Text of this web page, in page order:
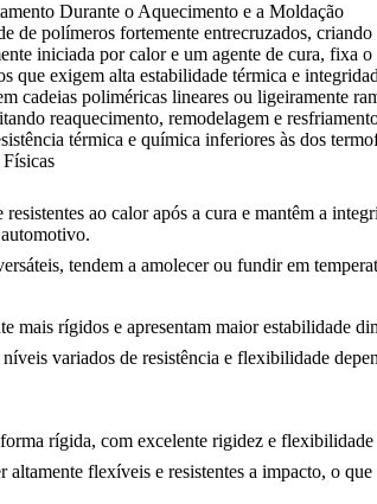
Durante o Aquecimento e a Moldação
de polímeros fortemente entrecruzados,
iniciada por calor e um agente de cura,
que exigem alta estabilidade térmica e
cadeias poliméricas lineares ou ligeiramente
reaquecimento, remodelagem e
térmica e química inferiores às dos
resistentes ao calor após a cura e mantêm a
tendem a amolecer ou fundir em
mais rígidos e apresentam maior estabilidade
variados de resistência e flexibilidade
rígida, com excelente rigidez e
altamente flexíveis e resistentes a impacto, o